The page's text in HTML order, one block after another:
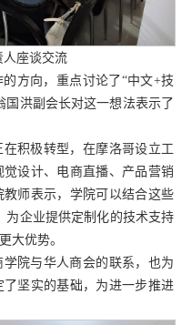
人座谈交流
方向，重点讨论了“中文+技
国洪副会长对这一想法表示了
积极转型，在摩洛哥设立工
设计、电商直播、产品营销
师表示，学院可以结合这些
为企业提供定制化的技术支持
大优势。
院与华人商会的联系，也为
坚实的基础，为进一步推进